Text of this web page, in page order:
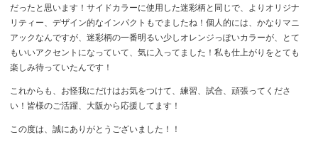
だったと思います！サイドカラーに使用した迷彩柄と同じで、よりオリジナ
リティー、デザイン的なインパクトもでましたね！個人的には、かなりマニ
アックなんですが、迷彩柄の一番明るい少しオレンジっぽいカラーが、とて
もいいアクセントになっていて、気に入ってました！私も仕上がりをとても
楽しみ待っていたんです！
これからも、お怪我にだけはお気をつけて、練習、試合、頑張ってくださ
い！皆様のご活躍、大阪から応援してます！
この度は、誠にありがとうございました！！